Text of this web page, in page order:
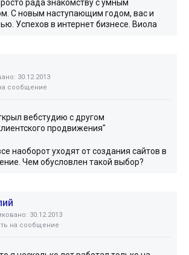
рада знакомству с умным
С новым наступающим годом, вас и
Успехов в интернет бизнесе. Виола
30.12.2013
сообщение
вебстудию с другом
продвижения"
наоборот уходят от создания сайтов в
Чем обусловлен такой выбор?
30.12.2013
на сообщение